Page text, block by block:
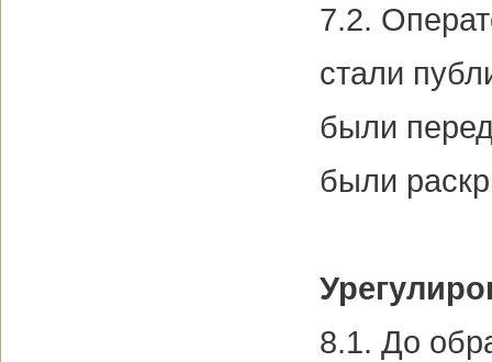
7.2.
стали
были
были
8.1. До